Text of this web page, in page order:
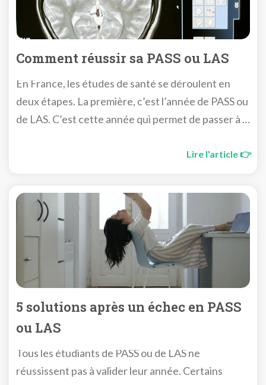
Comment réussir sa PASS ou LAS
En France, les études de santé se déroulent en
deux étapes. La première, c’est l’année de PASS ou
de LAS. C’est cette année qui permet de passer à la
première confrontation avec les études de santé.
Lire l'article 👉
5 solutions après un échec en PASS
ou LAS
Tous les étudiants de PASS ou de LAS ne
réussissent pas à valider leur année. Certains